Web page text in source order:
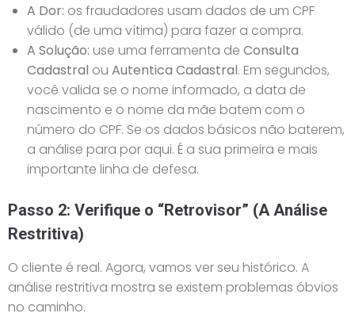
A Dor: os fraudadores usam dados de um CPF
válido (de uma vítima) para fazer a compra.
A Solução: use uma ferramenta de Consulta
Cadastral ou Autentica Cadastral. Em segundos,
você valida se o nome informado, a data de
nascimento e o nome da mãe batem com o
número do CPF. Se os dados básicos não baterem,
a análise para por aqui. É a sua primeira e mais
importante linha de defesa.
Passo 2: Verifique o “Retrovisor” (A Análise
Restritiva)
O cliente é real. Agora, vamos ver seu histórico. A
análise restritiva mostra se existem problemas óbvios
no caminho.